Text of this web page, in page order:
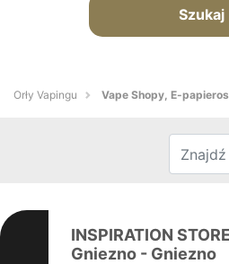
Szukaj
Orły Vapingu Vape Shopy, E-
INSPIRATION
Gniezno - Gniezno